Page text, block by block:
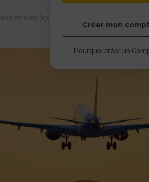
ligne
& service client
Particulier
Créer mon
Pourquoi créer un
vers les (ex) DOM-TOM